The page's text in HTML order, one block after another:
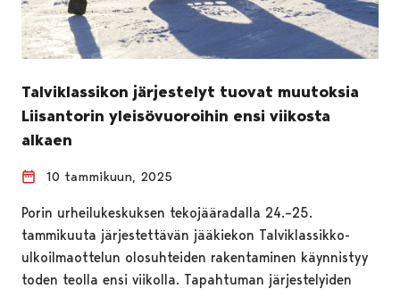
Talviklassikon järjestelyt tuovat muutoksia
Liisantorin yleisövuoroihin ensi viikosta
alkaen
10 tammikuun, 2025
Porin urheilukeskuksen tekojääradalla 24.–25.
tammikuuta järjestettävän jääkiekon Talviklassikko-
ulkoilmaottelun olosuhteiden rakentaminen käynnistyy
toden teolla ensi viikolla. Tapahtuman järjestelyiden